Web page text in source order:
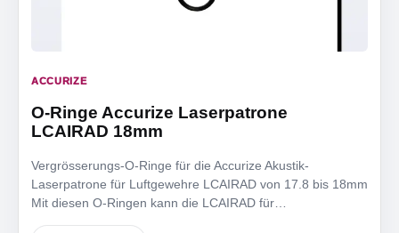
ACCURIZE
O-Ringe Accurize Laserpatrone
LCAIRAD 18mm
Vergrösserungs-O-Ringe für die Accurize Akustik-
Laserpatrone für Luftgewehre LCAIRAD von 17.8 bis 18mm
Mit diesen O-Ringen kann die LCAIRAD für